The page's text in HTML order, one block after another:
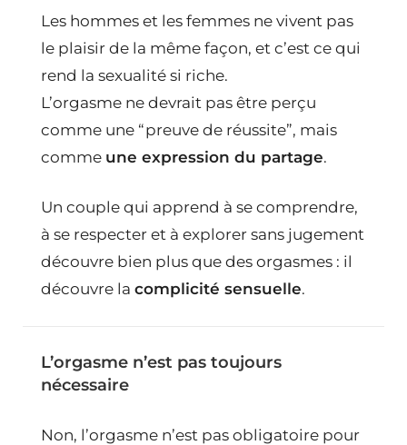
Les hommes et les femmes ne vivent pas
le plaisir de la même façon, et c’est ce qui
rend la sexualité si riche.
L’orgasme ne devrait pas être perçu
comme une “preuve de réussite”, mais
comme une expression du partage.
Un couple qui apprend à se comprendre,
à se respecter et à explorer sans jugement
découvre bien plus que des orgasmes : il
découvre la complicité sensuelle.
L’orgasme n’est pas toujours
nécessaire
Non, l’orgasme n’est pas obligatoire pour